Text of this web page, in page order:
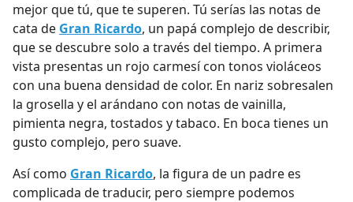
mejor que tú, que te superen. Tú serías las notas de
cata de Gran Ricardo, un papá complejo de describir,
que se descubre solo a través del tiempo. A primera
vista presentas un rojo carmesí con tonos violáceos
con una buena densidad de color. En nariz sobresalen
la grosella y el arándano con notas de vainilla,
pimienta negra, tostados y tabaco. En boca tienes un
gusto complejo, pero suave.
Así como Gran Ricardo, la figura de un padre es
complicada de traducir, pero siempre podemos